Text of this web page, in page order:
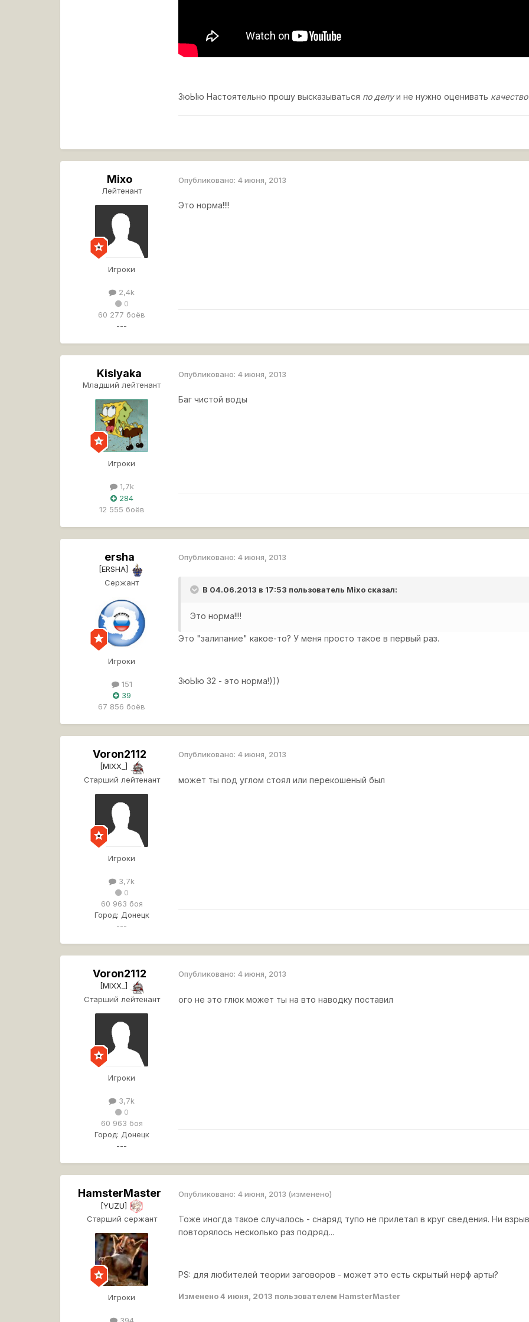
ЗюЫю Настоятельно прошу высказываться по делуи не нужно оценивать
Mixo
Лейтенант
Игроки
2,4k
0
60 277 боёв
---
Опубликовано: 4 июня, 2013
Это норма!!!!
Kislyaka
Младший лейтенант
Игроки
1,7k
284
12 555 боёв
Опубликовано: 4 июня, 2013
Баг чистой воды
ersha
[ERSHA]
Сержант
Игроки
151
39
67 856 боёв
Опубликовано: 4 июня, 2013
В 04.06.2013 в 17:53 пользователь Mixo сказал:
Это норма!!!!
Это "залипание" какое-то? У меня просто такое в первый раз.
ЗюЫю 32 - это норма!)))
Voron2112
[MIXX_]
Старший лейтенант
Игроки
3,7k
0
60 963 боя
Город: Донецк
---
Опубликовано: 4 июня, 2013
может ты под углом стоял или перекошеный был
Voron2112
[MIXX_]
Старший лейтенант
Игроки
3,7k
0
60 963 боя
Город: Донецк
---
Опубликовано: 4 июня, 2013
ого не это глюк может ты на вто наводку поставил
HamsterMaster
[YUZU]
Старший сержант
Игроки
Опубликовано: 4 июня, 2013 (изменено)
Тоже иногда такое случалось - снаряд тупо не прилетал в круг сведения. Ни
повторялось несколько раз подряд...
PS: для любителей теории заговоров - может это есть скрытый нерф арты?
Изменено4 июня, 2013 пользователем HamsterMaster